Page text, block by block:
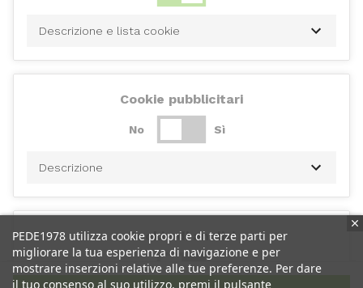
PEDE1978 utilizza cookie propri e di terze parti per
migliorare la tua esperienza di navigazione e per
mostrare inserzioni relative alle tue preferenze. Per dare
il tuo consenso al suo utilizzo, premi il pulsante
Descrizione e lista cookie
Cookie pubblicitari
No Sì
Descrizione
Cookie di analisi
No Sì